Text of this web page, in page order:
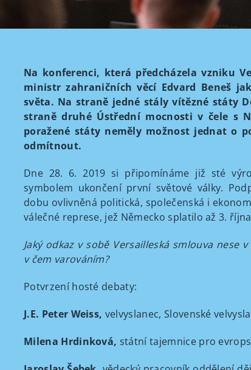
Na konferenci, která předcházela vzniku
ministr zahraničních věcí Edvard Beneš
světa. Na straně jedné stály vítězné státy
straně druhé Ústřední mocnosti v čele s
poražené státy neměly možnost jednat o
odmítnout.
Dne 28. 6. 2019 si připomínáme již sté
symbolem ukončení první světové války.
dobu ovlivněná politická, společenská i
válečné represe, jež Německo splatilo až 3.
Jaký odkaz v sobě Versailleská smlouva
v čem varováním?
Potvrzení hosté debaty:
J.E. Peter Weiss, velvyslanec, Slovenské
Milena Hrdinková, státní tajemnice pro